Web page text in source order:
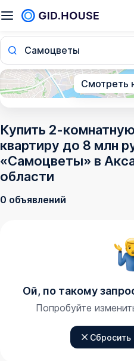
Самоцветы
Смотреть
Купить 2-
квартиру до 8 млн
«Самоцветы» в
области
0 объявлений
Ой, по такому
Попробуйте
Сбросить